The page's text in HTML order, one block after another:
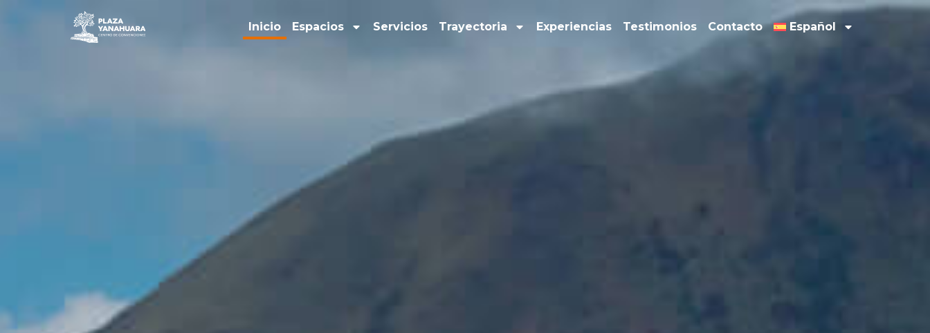
Inicio Espacios Servicios Trayectoria Experiencias Testimonios Contacto Español